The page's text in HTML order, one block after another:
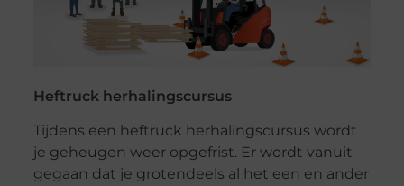
Heftruck herhalingscursus
Tijdens een heftruck herhalingscursus wordt
je geheugen weer opgefrist. Er wordt vanuit
gegaan dat je grotendeels al het een en ander